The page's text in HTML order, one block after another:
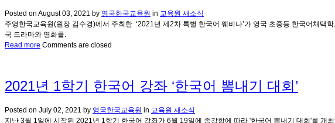
Posted on August 03, 2021 by 영국한국교육원 in 교육원 새소식
주영한국교육원(원장 김수경)에서 주최한 ‘2021년 제2차 특별 한국어 웨비나’가 영국 초중등 한국어채
국 드라마와 영화를.
Read more Comments are closed
2021년 1학기 한국어 강좌 ‘한국어 뽐내기 대회’
Posted on July 02, 2021 by 영국한국교육원 in 교육원 새소식
지난 3월 1일에 시작된 2021년 1학기 한국어 강좌가 6월 19일에 종강함에 따라 '한국어 뽐내기 대회'를